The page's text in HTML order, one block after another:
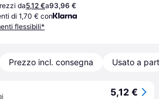
da5,12 €a93,96 €
di 1,70 € con
flessibili*
Prezzo incl. consegna Usato a
5,12 €